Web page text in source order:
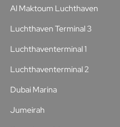
Al Maktoum Luchthaven
Luchthaven Terminal 3
Luchthaventerminal 1
Luchthaventerminal 2
Dubai Marina
Jumeirah